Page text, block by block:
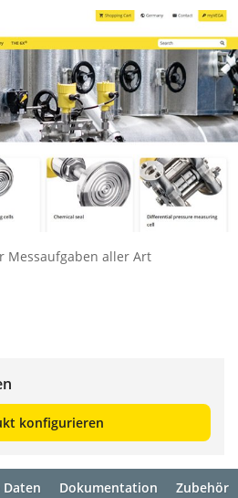
Messaufgaben aller Art
konfigurieren
Daten Dokumentation Zubehör